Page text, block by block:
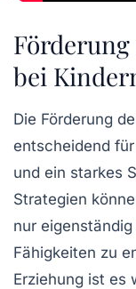
bei
Die Förderung
entscheidend
und ein starkes
Strategien
nur
Fähigkeiten zu
Erziehung ist es